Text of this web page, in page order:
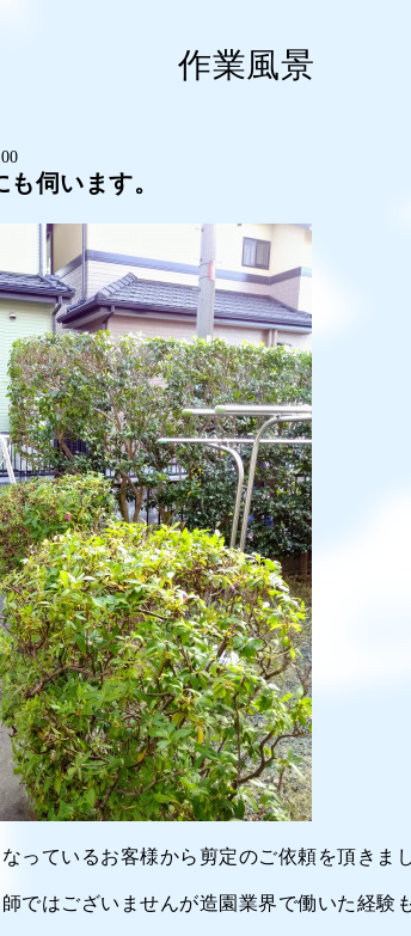
作業風景
伺います。
っているお客様から剪定のご依頼を頂きまし
ではございませんが造園業界で働いた経験